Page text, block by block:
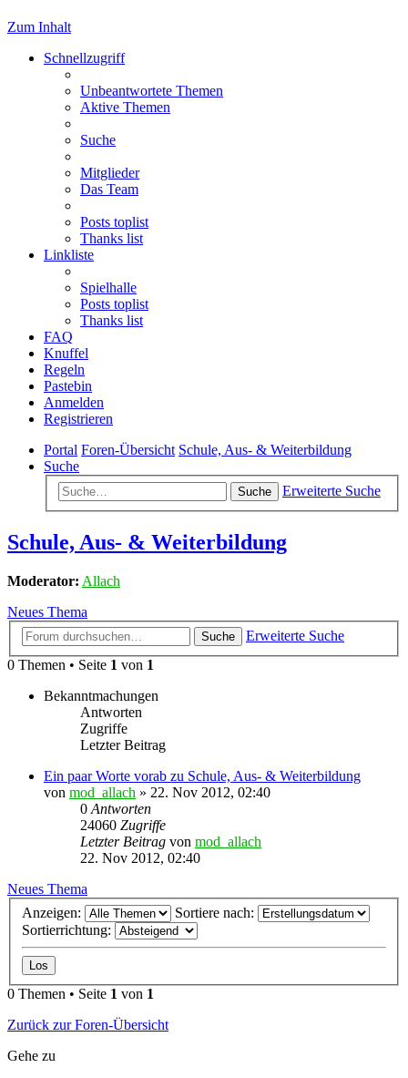
Zum Inhalt
Schnellzugriff
Unbeantwortete Themen
Aktive Themen
Suche
Mitglieder
Das Team
Posts toplist
Thanks list
Linkliste
Spielhalle
Posts toplist
Thanks list
FAQ
Knuffel
Regeln
Pastebin
Anmelden
Registrieren
Portal Foren-Übersicht Schule, Aus- & Weiterbildung
Suche
Suche Erweiterte Suche
Schule, Aus- & Weiterbildung
Moderator: Allach
Neues Thema
Suche
Erweiterte Suche
0 Themen • Seite 1 von 1
Bekanntmachungen
Antworten
Zugriffe
Letzter Beitrag
Ein paar Worte vorab zu Schule, Aus- & Weiterbildung
von mod_allach » 22. Nov 2012, 02:40
0Antworten
24060 Zugriffe
Letzter Beitrag von mod_allach
22. Nov 2012, 02:40
Neues Thema
Anzeigen:
Sortiere nach:
Sortierrichtung:
0 Themen • Seite 1 von 1
Zurück zur Foren-Übersicht
Gehe zu